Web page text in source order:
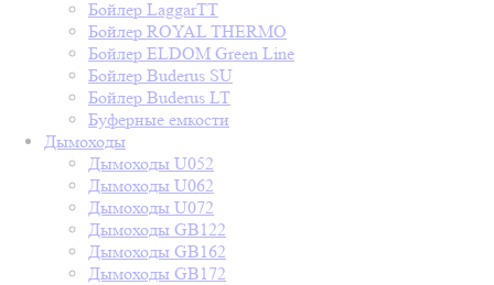
Бойлер LaggarTT
Бойлер ROYAL THERMO
Бойлер ELDOM Green Line
Бойлер Buderus SU
Бойлер Buderus LT
Буферные емкости
Дымоходы
Дымоходы U052
Дымоходы U062
Дымоходы U072
Дымоходы GB122
Дымоходы GB162
Дымоходы GB172